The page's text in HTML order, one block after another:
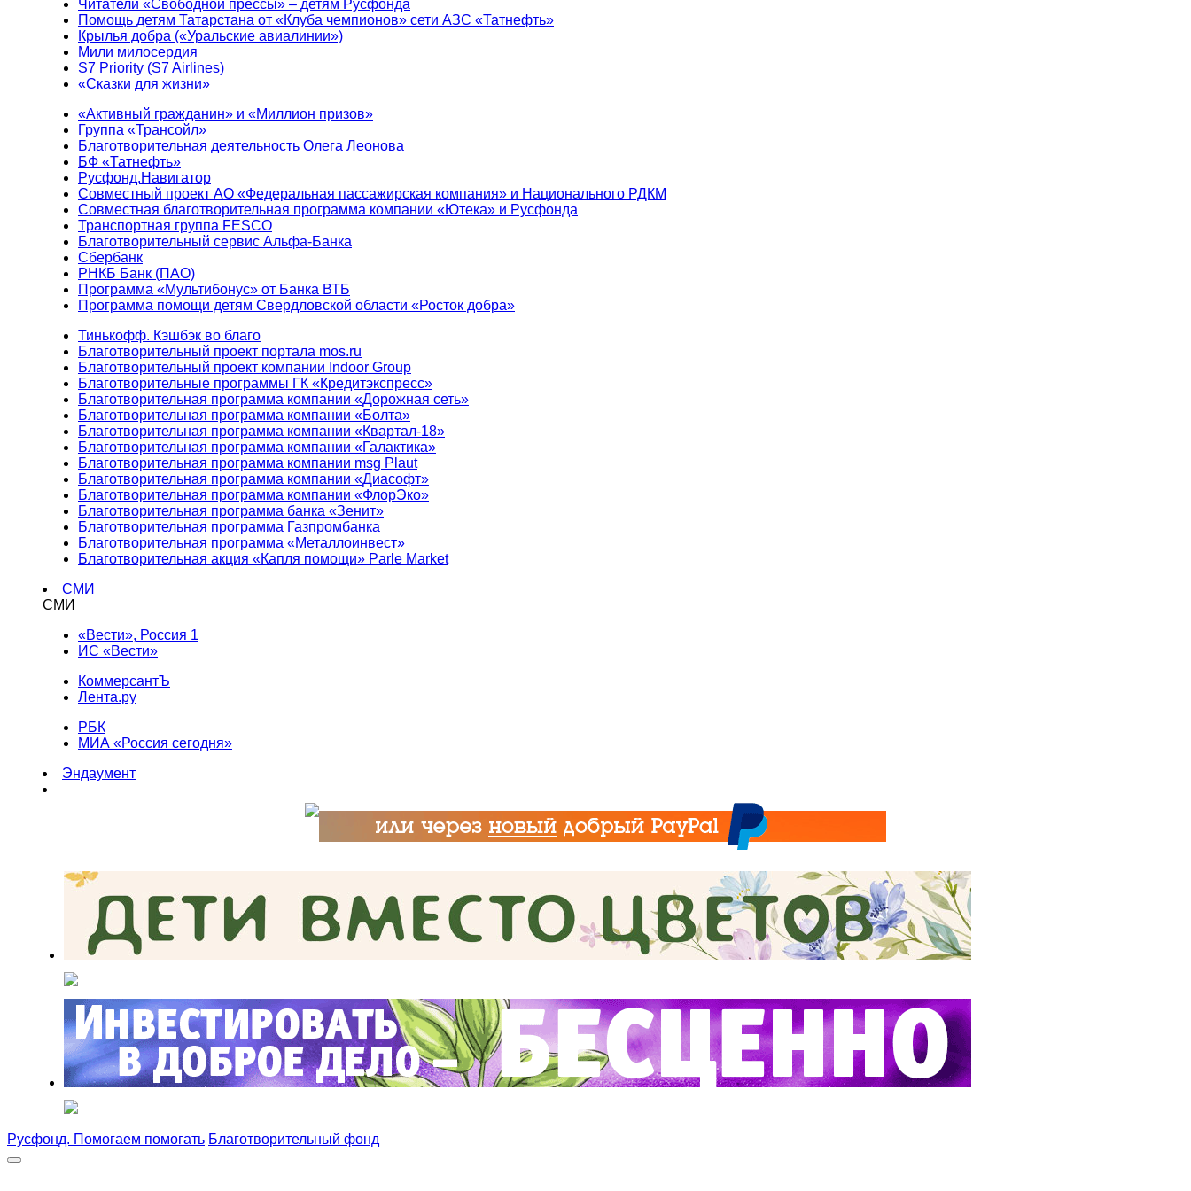
Читатели «Свободной прессы» – детям Русфонда
Помощь детям Татарстана от «Клуба чемпионов» сети АЗС «Татнефть»
Крылья добра («Уральские авиалинии»)
Мили милосердия
S7 Priority (S7 Airlines)
«Сказки для жизни»
«Активный гражданин» и «Миллион призов»
Группа «Трансойл»
Благотворительная деятельность Олега Леонова
БФ «Татнефть»
Русфонд.Навигатор
Совместный проект АО «Федеральная пассажирская компания» и Национального РДКМ
Совместная благотворительная программа компании «Ютека» и Русфонда
Транспортная группа FESCO
Благотворительный сервис Альфа-Банка
Сбербанк
РНКБ Банк (ПАО)
Программа «Мультибонус» от Банка ВТБ
Программа помощи детям Свердловской области «Росток добра»
Тинькофф. Кэшбэк во благо
Благотворительный проект портала mos.ru
Благотворительный проект компании Indoor Group
Благотворительные программы ГК «Кредитэкспресс»
Благотворительная программа компании «Дорожная сеть»
Благотворительная программа компании «Болта»
Благотворительная программа компании «Квартал-18»
Благотворительная программа компании «Галактика»
Благотворительная программа компании msg Plaut
Благотворительная программа компании «Диасофт»
Благотворительная программа компании «ФлорЭко»
Благотворительная программа банка «Зенит»
Благотворительная программа Газпромбанка
Благотворительная программа «Металлоинвест»
Благотворительная акция «Капля помощи» Parle Market
СМИ
СМИ
«Вести», Россия 1
ИС «Вести»
КоммерсантЪ
Лента.ру
РБК
МИА «Россия сегодня»
Эндаумент
Русфонд. Помогаем помогать Благотворительный фонд